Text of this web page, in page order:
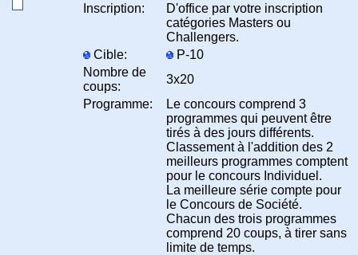
Inscription:
D'office par votre inscription
catégories Masters ou
Challengers.
Cible:
P-10
Nombre de
coups:
3x20
Programme:
Le concours comprend 3
programmes qui peuvent être
tirés à des jours différents.
Classement à l'addition des 2
meilleurs programmes comptent
pour le concours Individuel.
La meilleure série compte pour
le Concours de Société.
Chacun des trois programmes
comprend 20 coups, à tirer sans
limite de temps.